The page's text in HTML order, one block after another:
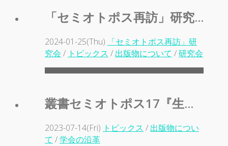
「セミオトポス再訪」研究...
2024-01-25(Thu)
「セミオトポス再訪」研
究会 / トピックス / 出版物について /研究会
叢書セミオトポス17『生...
2023-07-14(Fri) トピックス / 出版物につい
て /学会の沿革